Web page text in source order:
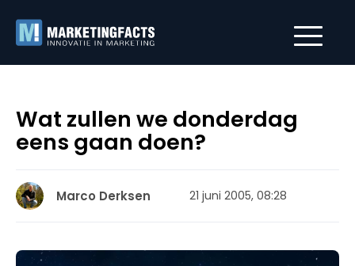
Wat zullen we donderdag
eens gaan doen?
Marco Derksen 21 juni 2005, 08:28